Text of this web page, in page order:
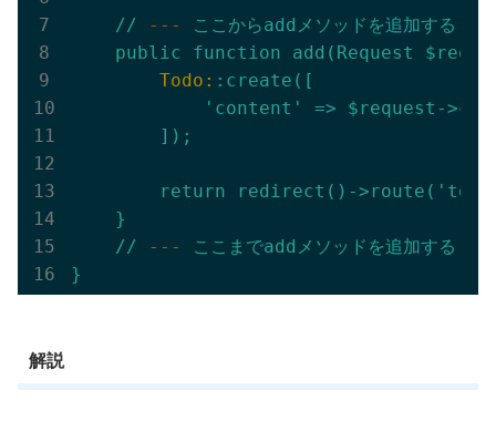
// --- ここからaddメソッドを追加する
public
function add(Request
        Todo:
:create([
'content'
=>
$request-
]);
return
redirect()-
}
//
--- ここまでaddメソッドを追加する
}
解説